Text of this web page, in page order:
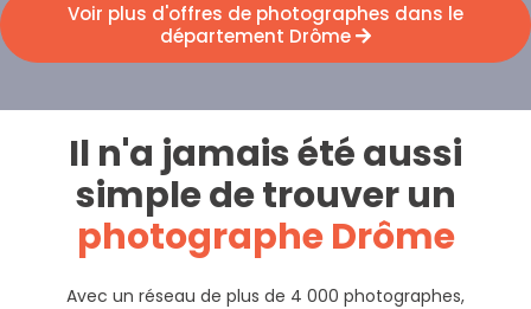
Voir plus d'offres de photographes dans le
département Drôme
Il n'a jamais été aussi
simple de trouver un
photographe Drôme
Avec un réseau de plus de 4 000 photographes,